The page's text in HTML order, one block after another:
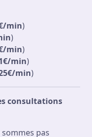
min)
)
min)
min)
min)
consultations
pas